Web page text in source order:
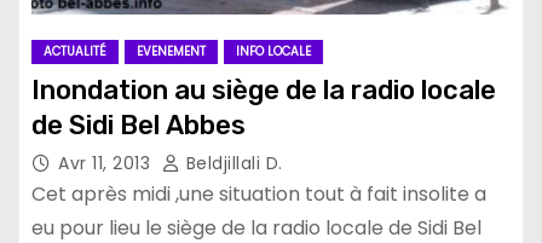
ACTUALITÉ EVENEMENT INFO LOCALE
Inondation au siège de la radio locale
de Sidi Bel Abbes
Avr 11, 2013 Beldjillali D.
Cet après midi ,une situation tout à fait insolite a
eu pour lieu le siège de la radio locale de Sidi Bel